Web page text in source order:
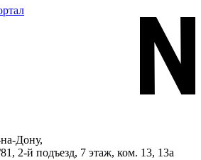
Дону,
2-й подъезд, 7 этаж, ком. 13, 13а